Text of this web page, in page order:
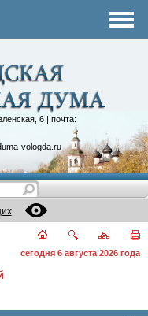
6 | почта:
vologda.ru
сегодня 6 августа 2026 года